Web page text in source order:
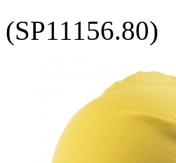
(SP11156.80)